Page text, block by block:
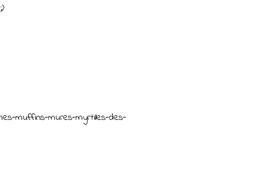
muffins-mures-myrtilles-des-